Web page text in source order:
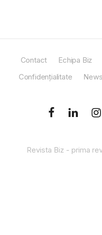
Contact Echipa Biz
Confidențialitate
Revista Biz - prima